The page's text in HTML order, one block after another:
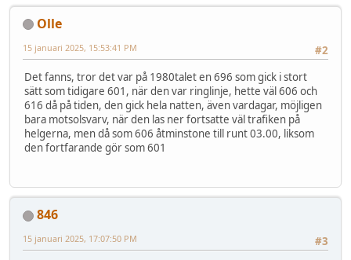
Olle
#2
15 januari 2025, 15:53:41 PM
Det fanns, tror det var på 1980talet en 696 som gick i stort
sätt som tidigare 601, när den var ringlinje, hette väl 606 och
616 då på tiden, den gick hela natten, även vardagar, möjligen
bara motsolsvarv, när den las ner fortsatte väl trafiken på
helgerna, men då som 606 åtminstone till runt 03.00, liksom
den fortfarande gör som 601
846
#3
15 januari 2025, 17:07:50 PM